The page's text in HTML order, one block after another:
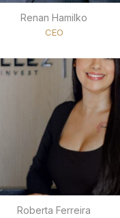
Renan Hamilko​
CEO
Roberta Ferreira